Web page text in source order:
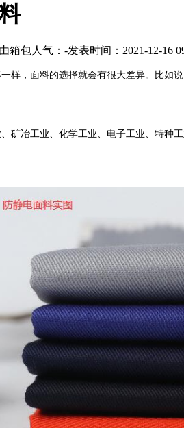
箱包人气： -发表时间：2021-12-16
，面料的选择就会有很大差异。比如
冶工业、化学工业、电子工业、特种